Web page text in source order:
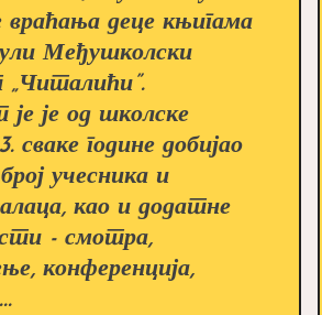
враћања деце књигама
Међушколски
„Читалићи”.
је је од школске
сваке године добијао
учесника и
као и додатне
- смотра,
конференција,